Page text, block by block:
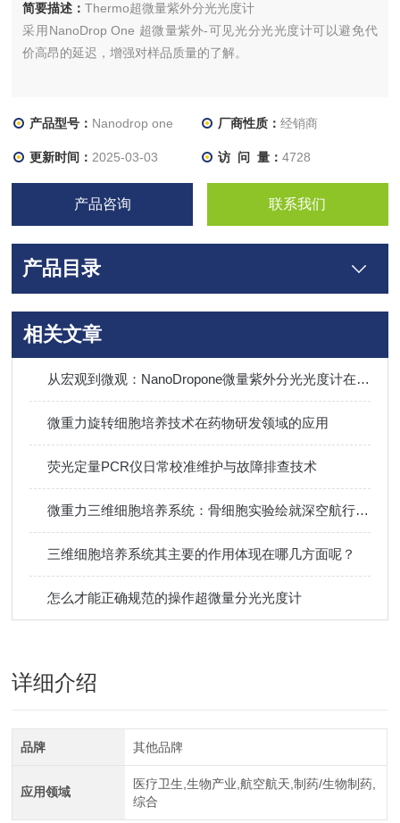
简要描述：Thermo超微量紫外分光光度计
采用NanoDrop One 超微量紫外-可见光分光光度计可以避免代
价高昂的延迟，增强对样品质量的了解。
产品型号： Nanodrop one 厂商性质： 经销商
更新时间： 2025-03-03 访 问 量： 4728
产品咨询 联系我们
产品目录
相关文章
从宏观到微观：NanoDropone微量紫外分光光度计在环境监测中的角色
微重力旋转细胞培养技术在药物研发领域的应用
荧光定量PCR仪日常校准维护与故障排查技术
微重力三维细胞培养系统：骨细胞实验绘就深空航行健康蓝图
三维细胞培养系统其主要的作用体现在哪几方面呢？
怎么才能正确规范的操作超微量分光光度计
详细介绍
品牌 其他品牌
应用领域
医疗卫生,生物产业,航空航天,制药/生物制药,
综合